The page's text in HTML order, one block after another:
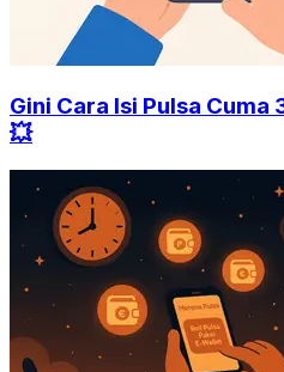
Gini Cara Isi Pulsa Cuma
💥